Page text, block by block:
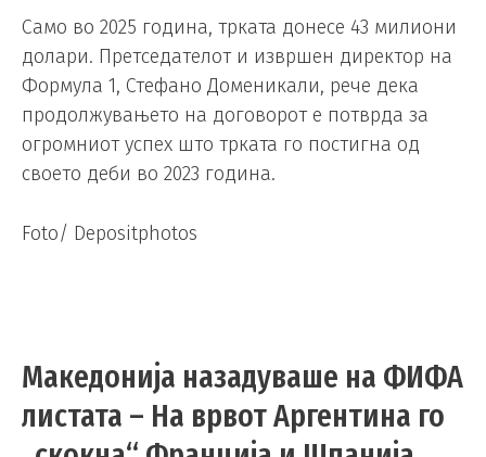
Само во 2025 година, трката донесе 43 милиони
долари. Претседателот и извршен директор на
Формула 1, Стефано Доменикали, рече дека
продолжувањето на договорот е потврда за
огромниот успех што трката го постигна од
своето деби во 2023 година.
Foto/ Depositphotos
Македонија назадуваше на ФИФА
листата – На врвот Аргентина го